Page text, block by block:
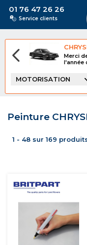
01 76 47 26 26
Service clients
Merci
l'année
MOTORISATION
Peinture
1 - 48 sur 169